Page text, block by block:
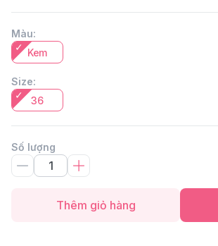
Màu:
Kem
Size:
36
Số lượng
Thêm giỏ hàng